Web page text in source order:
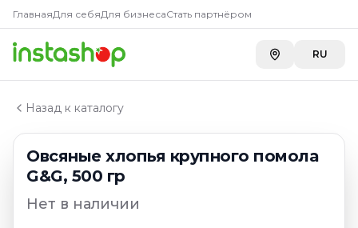
ГлавнаяДля себяДля бизнесаСтать партнёром
RU
Назад к каталогу
Овсяные хлопья крупного помола
G&G, 500 гр
Нет в наличии
Главная
Каталог
Каши для варки
Овсяные хлопья крупного помола G&G, 500 гр